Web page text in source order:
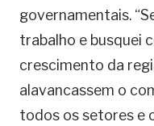
governamentais.
trabalho e busquei
crescimento da
alavancassem o
todos os setores e